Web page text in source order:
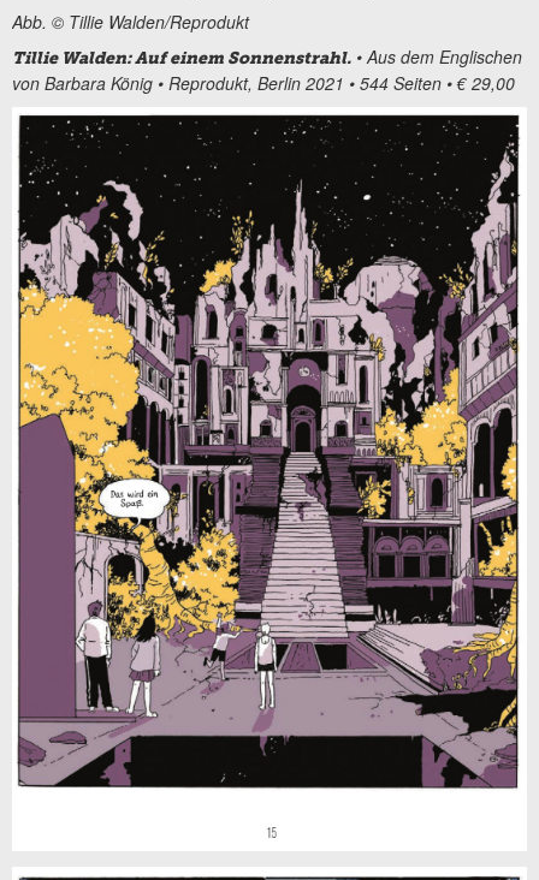
Abb. © Tillie Walden/Reprodukt
Tillie Walden: Auf einem Sonnenstrahl. • Aus dem Englischen
von Barbara König • Reprodukt, Berlin 2021 • 544 Seiten • € 29,00